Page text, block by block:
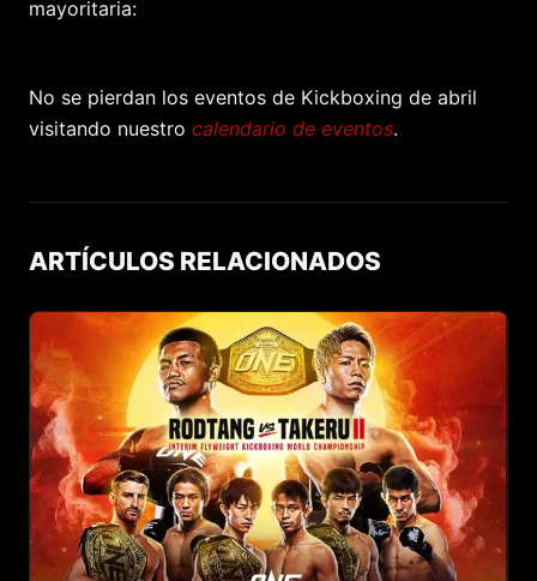
mayoritaria:
No se pierdan los eventos de Kickboxing de abril
visitando nuestro calendario de eventos.
ARTÍCULOS RELACIONADOS